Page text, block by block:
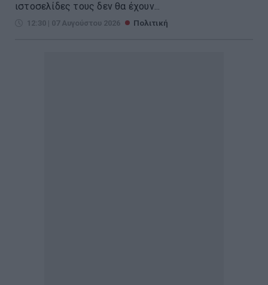
ιστοσελίδες τους δεν θα έχουν...
12:30 | 07 Αυγούστου 2026 Πολιτική